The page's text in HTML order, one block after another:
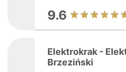
9.6
Elektrokrak -
Brzeziński